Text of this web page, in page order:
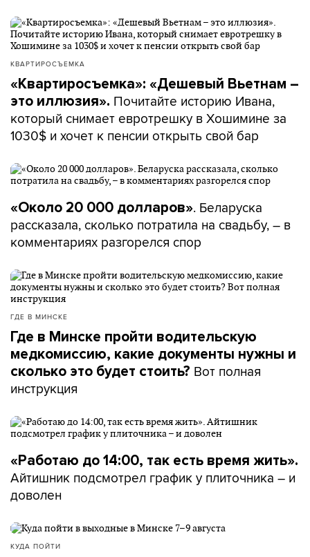
КВАРТИРОСЪЕМКА
«Квартиросъемка»: «Дешевый Вьетнам –
это иллюзия». Почитайте историю Ивана,
который снимает евротрешку в Хошимине за
1030$ и хочет к пенсии открыть свой бар
«Около 20 000 долларов». Беларуска
рассказала, сколько потратила на свадьбу, – в
комментариях разгорелся спор
ГДЕ В МИНСКЕ
Где в Минске пройти водительскую
медкомиссию, какие документы нужны и
сколько это будет стоить? Вот полная
инструкция
«Работаю до 14:00, так есть время жить».
Айтишник подсмотрел график у плиточника – и
доволен
КУДА ПОЙТИ